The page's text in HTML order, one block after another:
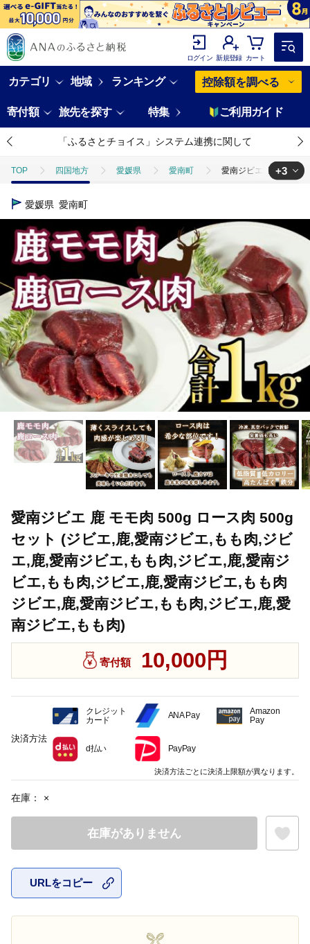
ログイン 新規登録 カート
カテゴリ 地域 ランキング 控除額を調べる
寄付額 旅先を探す 特集 ご利用ガイド
「ふるさとチョイス」システム連携に関して
TOP 四国地方 愛媛県 愛南町 愛南ジビエ 鹿 モモ肉
TOP
愛南ジビエ 鹿 モモ肉 500g ロース肉 500g
TOP 肉 ジビエ ほかの肉 愛南ジビエ 鹿 モモ肉 500g
+3
愛媛県 愛南町
愛南ジビエ 鹿 モモ肉 500g ロース肉 500g
セット (ジビエ,鹿,愛南ジビエ,もも肉,ジビ
エ,鹿,愛南ジビエ,もも肉,ジビエ,鹿,愛南ジ
ビエ,もも肉,ジビエ,鹿,愛南ジビエ,もも肉
ジビエ,鹿,愛南ジビエ,もも肉,ジビエ,鹿,愛
南ジビエ,もも肉)
寄付額 10,000円
在庫： ×
在庫がありません
URLをコピー
決済方法
クレジット
カード
ANA Pay
Amazon
Pay
d払い PayPay
決済方法ごとに決済上限額が異なります。